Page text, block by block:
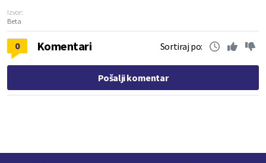
Izvor:
Beta
0 Komentari Sortiraj po:
Pošalji komentar